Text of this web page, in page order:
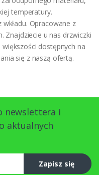
temperatury.
Opracowane z
Znajdziecie u nas drzwiczki
dostępnych na
się z naszą ofertą.
newslettera i
aktualnych
Zapisz się